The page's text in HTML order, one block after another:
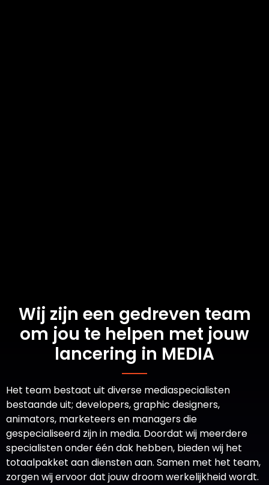
Wij zijn een gedreven team
om jou te helpen met jouw
lancering in MEDIA
Het team bestaat uit diverse mediaspecialisten
bestaande uit; developers, graphic designers,
animators, marketeers en managers die
gespecialiseerd zijn in media. Doordat wij meerdere
specialisten onder één dak hebben, bieden wij het
totaalpakket aan diensten aan. Samen met het team,
zorgen wij ervoor dat jouw droom werkelijkheid wordt.